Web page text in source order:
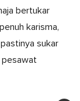
bertukar
karisma,
sukar
pesawat